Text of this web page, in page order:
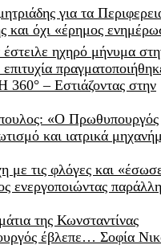
για τα
όχι «έρημος
ηχηρό μήνυμα
– Εστιάζοντας στην
«Ο Πρωθυπουργός
και ιατρικά
με τις φλόγες και
ενεργοποιώντας
της Κωνσταντίνας
έβλεπε… Σοφία